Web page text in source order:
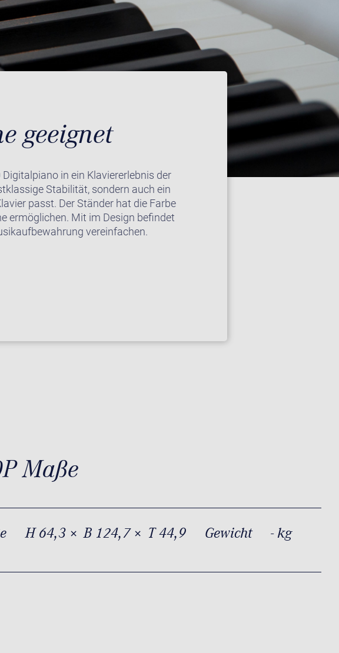
geeignet
in ein Klaviererlebnis der
Stabilität, sondern auch ein
passt. Der Ständer hat die Farbe
ermöglichen. Mit im Design befindet
vereinfachen.
Maße
H 64,3 × B 124,7 × T 44,9 Gewicht - kg